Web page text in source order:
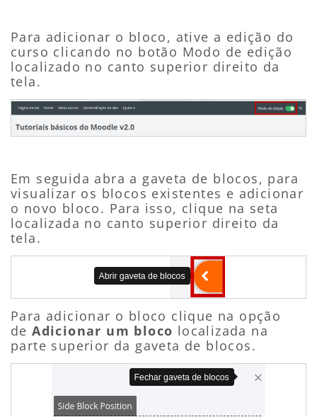
Para adicionar o bloco, ative a edição do
curso clicando no botão Modo de edição
localizado no canto superior direito da
tela.
Em seguida abra a gaveta de blocos, para
visualizar os blocos existentes e adicionar
o novo bloco. Para isso, clique na seta
localizada no canto superior direito da
tela.
Para adicionar o bloco clique na opção
de Adicionar um bloco localizada na
parte superior da gaveta de blocos.